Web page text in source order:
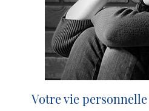
Votre vie personnelle